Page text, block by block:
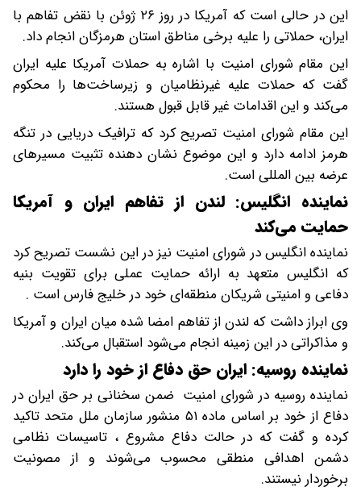
این در حالی است که آمریکا در روز ۲۶ ژوئن با نقض تفاهم با
ایران، حملاتی را علیه برخی مناطق استان هرمزگان انجام داد.
این مقام شورای امنیت با اشاره به حملات آمریکا علیه ایران
گفت که حملات علیه غیرنظامیان و زیرساخت‌ها را محکوم
می‌کند و این اقدامات غیر قابل قبول هستند.
این مقام شورای امنیت تصریح کرد که ترافیک دریایی در تنگه
هرمز ادامه دارد و این موضوع نشان دهنده تثبیت مسیرهای
عرضه بین المللی است.
نماینده انگلیس: لندن از تفاهم ایران و آمریکا
حمایت می‌کند
نماینده انگلیس در شورای امنیت نیز در این نشست تصریح کرد
که انگلیس متعهد به ارائه حمایت عملی برای تقویت بنیه
دفاعی و امنیتی شریکان منطقه‌ای خود در خلیج فارس است .
وی ابراز داشت که لندن از تفاهم امضا شده میان ایران و آمریکا
و مذاکراتی در این زمینه انجام می‌شود استقبال می‌کند.
نماینده روسیه: ایران حق دفاع از خود را دارد
نماینده روسیه در شورای امنیت ضمن سخنانی بر حق ایران در
دفاع از خود بر اساس ماده ۵۱ منشور سازمان ملل متحد تاکید
کرده و گفت که در حالت دفاع مشروع ، تاسیسات نظامی
دشمن اهدافی منطقی محسوب می‌شوند و از مصونیت
برخوردار نیستند.